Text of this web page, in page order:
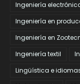
Ingeniería
Ingeniería en
Ingeniería en
Ingeniería textil
Lingüística e